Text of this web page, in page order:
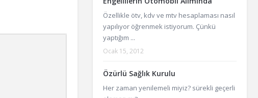
Özellikle ötv, kdv ve mtv hesaplaması nasıl
yapılıyor öğrenmek istiyorum. Çünkü
yaptığım ...
Ocak 15, 2012
Özürlü Sağlık Kurulu
Her zaman yenilemeli miyiz? sürekli geçerli